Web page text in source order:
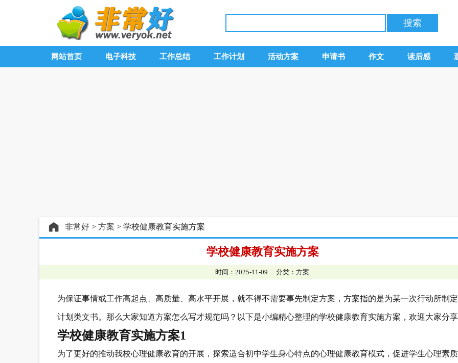
网站首页 电子科技 工作总结 工作计划 活动方案 申请书 作文 读后感
非常好 > 方案 > 学校健康教育实施方案
学校健康教育实施方案
时间：2025-11-09 分类： 方案
为保证事情或工作高起点、高质量、高水平开展，就不得不需要事先制定方案，方案指的是为某一次行动所制
计划类文书。那么大家知道方案怎么写才规范吗？以下是小编精心整理的学校健康教育实施方案，欢迎大家分享
学校健康教育实施方案1
为了更好的推动我校心理健康教育的开展，探索适合初中学生身心特点的心理健康教育模式，促进学生心理素